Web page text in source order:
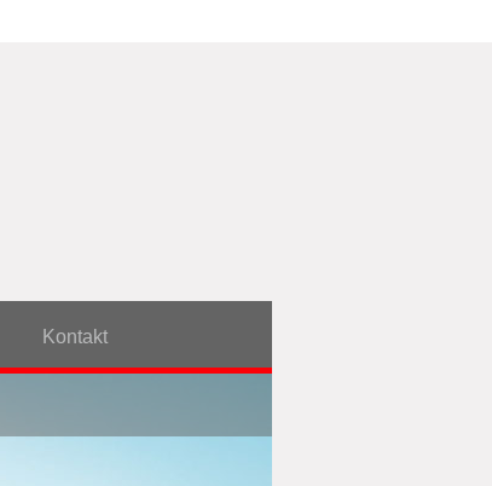
Kontakt